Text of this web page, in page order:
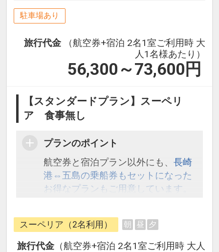
駐車場あり
旅行代金
（航空券+宿泊 2名1室ご利用時 大
人1名様あたり）
56,300～73,600 円
【スタンダードプラン】スーペリ
ア 食事無し
プランのポイント
航空券と宿泊プラン以外にも、長崎
港⇔五島の乗船券もセットになった
お得なプランもご用意しています。
スーペリア（2名利用） 朝 昼 夕
旅行代金 （航空券+宿泊 2名1室ご利用時 大人